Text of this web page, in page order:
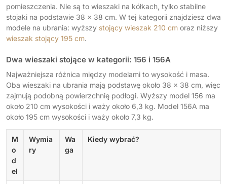
pomieszczenia. Nie są to wieszaki na kółkach, tylko stabilne
stojaki na podstawie 38 x 38 cm. W tej kategorii znajdziesz dwa
modele na ubrania: wyższy stojący wieszak 210 cm oraz niższy
wieszak stojący 195 cm.
Dwa wieszaki stojące w kategorii: 156 i 156A
Najważniejsza różnica między modelami to wysokość i masa.
Oba wieszaki na ubrania mają podstawę około 38 x 38 cm, więc
zajmują podobną powierzchnię podłogi. Wyższy model 156 ma
około 210 cm wysokości i waży około 6,3 kg. Model 156A ma
około 195 cm wysokości i waży około 7,3 kg.
M
o
d
el
Wymia
ry
Wa
ga
Kiedy wybrać?